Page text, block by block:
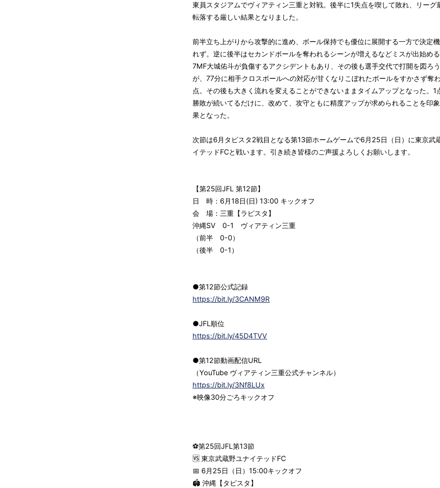
東員スタジアムでヴィアティン三重と対戦。後半に1失点を喫して敗れ、リーグ
転落する厳しい結果となりました。
前半立ち上がりから攻撃的に進め、ボール保持でも優位に展開する一方で決定
れず。逆に後半はセカンドボールを奪われるシーンが増えるなどミスが出始め
7MF大城佑斗が負傷するアクシデントもあり、その後も選手交代で打開を図ろ
が、77分に相手クロスボールへの対応が甘くなりこぼれたボールをすかさず奪
点。その後も大きく流れを変えることができないままタイムアップとなった。1
勝敗が続いてるだけに、改めて、攻守ともに精度アップが求められることを印
果となった。
次節は6月タピスタ2戦目となる第13節ホームゲームで6月25日（日）に東京武
イテッドFCと戦います。引き続き皆様のご声援よろしくお願いします。
【第25回JFL 第12節】
日 時：6月18日(日) 13:00 キックオフ
会 場：三重【ラピスタ】
沖縄SV 0-1 ヴィアティン三重
（前半 0-0）
（後半 0-1）
●第12節公式記録
https://bit.ly/3CANM9R
●JFL順位
https://bit.ly/45D4TVV
●第12節動画配信URL
（YouTube ヴィアティン三重公式チャンネル）
https://bit.ly/3Nf8LUx
※映像30分ごろキックオフ
⚽第25回JFL第13節
🆚 東京武蔵野ユナイテッドFC
📅 6月25日（日）15:00キックオフ
🏟 沖縄【タピスタ】